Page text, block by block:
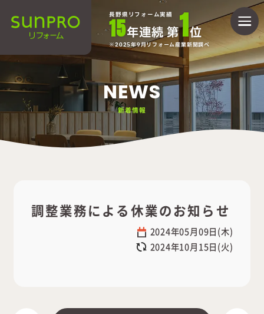
長野県リフォーム実績
15年連続 第1位
2025年9月リフォーム産業新聞調べ
NEWS
新着情報
調整業務による休業のお知らせ
2024年05月09日(木)
2024年10月15日(火)